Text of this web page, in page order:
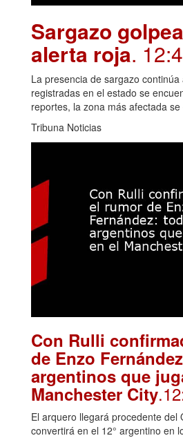
Sargazo
alerta roja.
La presencia de sargazo
registradas en el estado se
reportes, la zona más afectada
Tribuna Noticias
Con Rulli
de Enzo
argentinos que
Manchester City
El arquero llegará procedente del
convertirá en el 12° argentino en